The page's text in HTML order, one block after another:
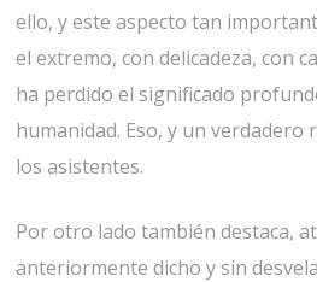
ello, y este aspecto tan
el extremo, con delicadeza, con
ha perdido el significado
humanidad. Eso, y un verdadero
los asistentes.
Por otro lado también destaca,
anteriormente dicho y sin